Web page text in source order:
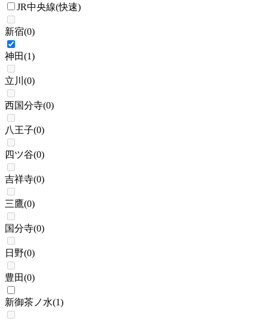
JR中央線(快速)
新宿(0)
神田(1)
立川 (0)
西国分寺(0)
八王子(0)
四ツ谷(0)
吉祥寺(0)
三鷹(0)
国分寺(0)
日野(0)
豊田(0)
新御茶ノ水(1)